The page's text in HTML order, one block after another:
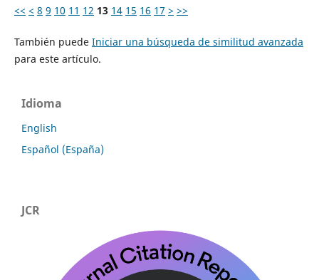
<< < 8 9 10 11 12 13 14 15 16 17 > >>
También puede Iniciar una búsqueda de similitud avanzada
para este artículo.
Idioma
English
Español (España)
JCR